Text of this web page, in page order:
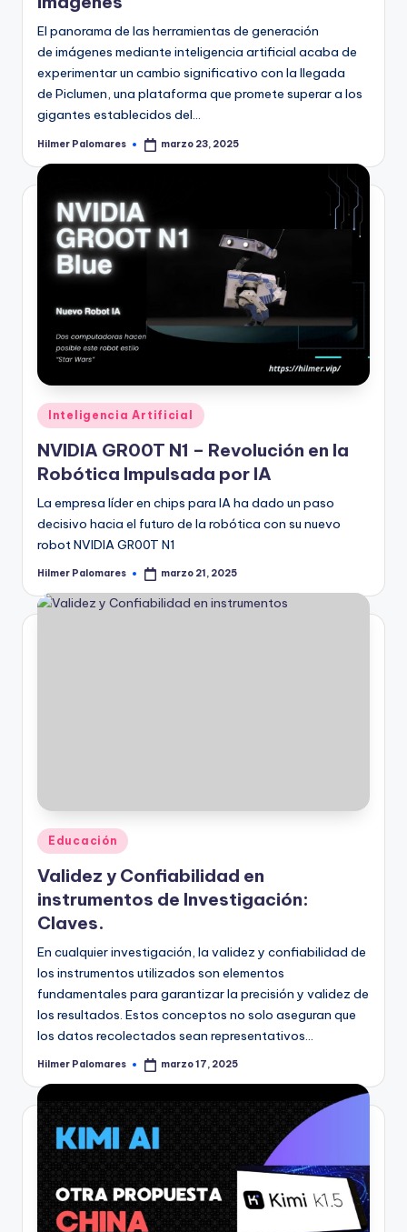
El panorama de las herramientas de generación
de imágenes mediante inteligencia artificial acaba de
experimentar un cambio significativo con la llegada
de Piclumen, una plataforma que promete superar a los
gigantes establecidos del…
Publicado
Hilmer Palomares marzo 23, 2025
Publicado
en
Inteligencia Artificial
NVIDIA GR00T N1 – Revolución en la
Robótica Impulsada por IA
La empresa líder en chips para IA ha dado un paso
decisivo hacia el futuro de la robótica con su nuevo
robot NVIDIA GR00T N1
Publicado
Hilmer Palomares marzo 21, 2025
Publicado
en
Educación
Validez y Confiabilidad en
instrumentos de Investigación:
Claves.
En cualquier investigación, la validez y confiabilidad de
los instrumentos utilizados son elementos
fundamentales para garantizar la precisión y validez de
los resultados. Estos conceptos no solo aseguran que
los datos recolectados sean representativos…
Publicado
Hilmer Palomares marzo 17, 2025